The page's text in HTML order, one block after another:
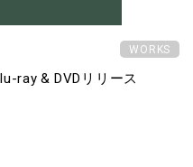
WORKS
ray & DVDリリース